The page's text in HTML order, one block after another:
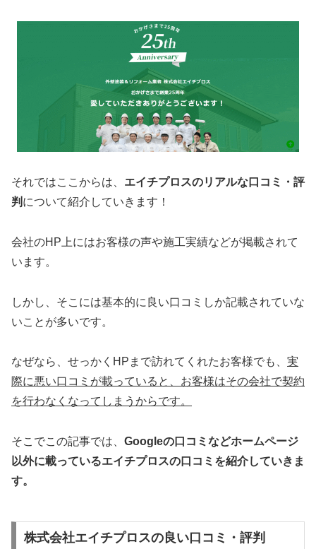
それではここからは、 エイチプロスのリアルな口コミ・評
判 について紹介していきます！
会社のHP上にはお客様の声や施工実績などが掲載されて
います。
しかし、そこには基本的に良い口コミしか記載されていな
いことが多いです。
なぜなら、せっかくHPまで訪れてくれたお客様でも、 実
際に悪い口コミが載っていると、お客様はその会社で契約
を行わなくなってしまうからです。
そこでこの記事では、 Googleの口コミなどホームページ
以外に載っているエイチプロスの口コミを紹介していきま
す。
株式会社エイチプロスの良い口コミ・評判